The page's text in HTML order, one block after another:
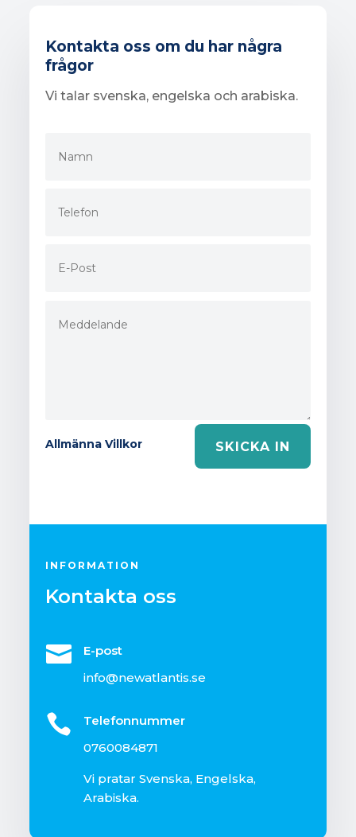
Kontakta oss om du har några
frågor
Vi talar svenska, engelska och arabiska.
SKICKA IN
Allmänna Villkor
INFORMATION
Kontakta oss

E-post
info@newatlantis.se

Telefonnummer
0760084871
Vi pratar Svenska, Engelska,
Arabiska.